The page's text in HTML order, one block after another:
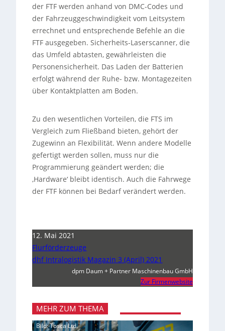
der FTF werden anhand von DMC-Codes und
der Fahrzeuggeschwindigkeit vom Leitsystem
errechnet und entsprechende Befehle an die
FTF ausgegeben. Sicherheits-Laserscanner, die
das Umfeld abtasten, gewährleisten die
Personensicherheit. Das Laden der Batterien
erfolgt während der Ruhe- bzw. Montagezeiten
über Kontaktplatten am Boden.
Zu den wesentlichen Vorteilen, die FTS im
Vergleich zum Fließband bieten, gehört der
Zugewinn an Flexibilität. Wenn andere Modelle
gefertigt werden sollen, muss nur die
Programmierung geändert werden; die
‚Hardware‘ bleibt identisch. Auch die Fahrwege
der FTF können bei Bedarf verändert werden.
12. Mai 2021
Flurförderzeuge
dhf Intralogistik Magazin 3 (April) 2021
dpm Daum + Partner Maschinenbau GmbH
Zur Firmenwebsite
MEHR ZUM THEMA
Bild: Tosca Ltd.